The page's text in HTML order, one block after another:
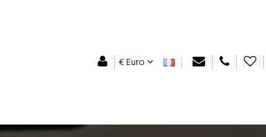
€ Euro